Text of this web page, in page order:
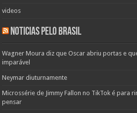
videos
Noticias pelo Brasil
Wagner Moura diz que Oscar abriu portas e
imparável
Neymar diuturnamente
Microssérie de Jimmy Fallon no TikTok é para
pensar